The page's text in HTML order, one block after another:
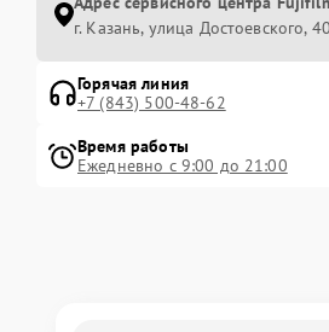
г. Казань, улица Достоевского, 40
Горячая линия
+7 (843) 500-48-62
Время работы
Ежедневно с 9:00 до 21:00